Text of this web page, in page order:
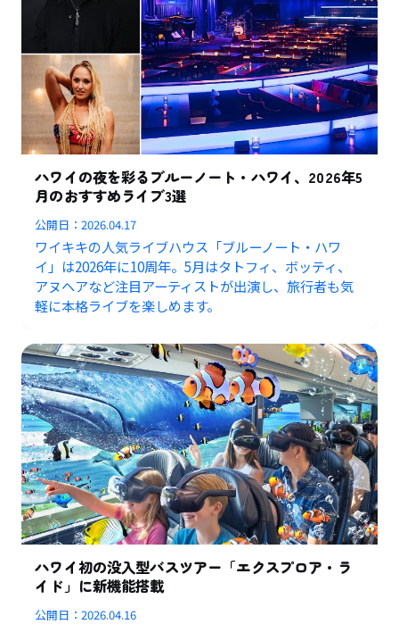
ハワイの夜を彩るブルーノート・ハワイ、2026年5
月のおすすめライブ3選
公開日：2026.04.17
ワイキキの人気ライブハウス「ブルーノート・ハワ
イ」は2026年に10周年。5月はタトフィ、ボッティ、
アヌヘアなど注目アーティストが出演し、旅行者も気
軽に本格ライブを楽しめます。
ハワイ初の没入型バスツアー「エクスプロア・ラ
イド」に新機能搭載
公開日：2026.04.16